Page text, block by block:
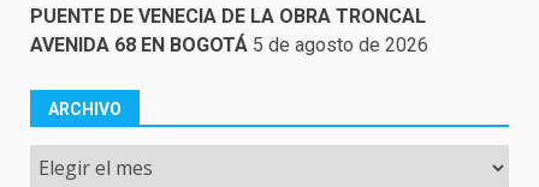
PUENTE DE VENECIA DE LA OBRA TRONCAL
AVENIDA 68 EN BOGOTÁ 5 de agosto de 2026
ARCHIVO
Archivo